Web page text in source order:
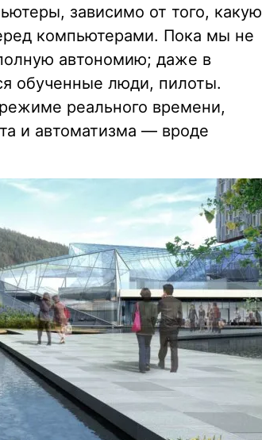
зависимо от того, какую
компьютерами. Пока мы не
автономию; даже в
обученные люди, пилоты.
реального времени,
и автоматизма — вроде